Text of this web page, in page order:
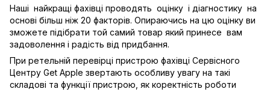
Наші найкращі фахівці проводять оцінку і діагностику на
основі більш ніж 20 факторів. Опираючись на цю оцінку ви
зможете підібрати той самий товар який принесе вам
задоволення і радість від придбання.
При ретельній перевірці пристрою фахівці Сервісного
Центру Get Apple звертають особливу увагу на такі
складові та функції пристрою, як коректність роботи